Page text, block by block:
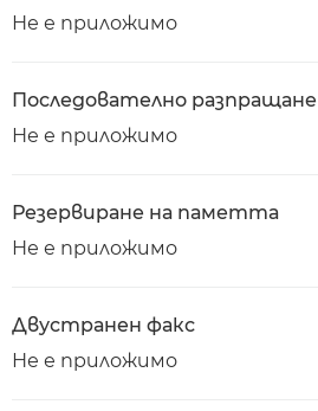
Не е приложимо
Последователно разпращане
Не е приложимо
Резервиране на паметта
Не е приложимо
Двустранен факс
Не е приложимо